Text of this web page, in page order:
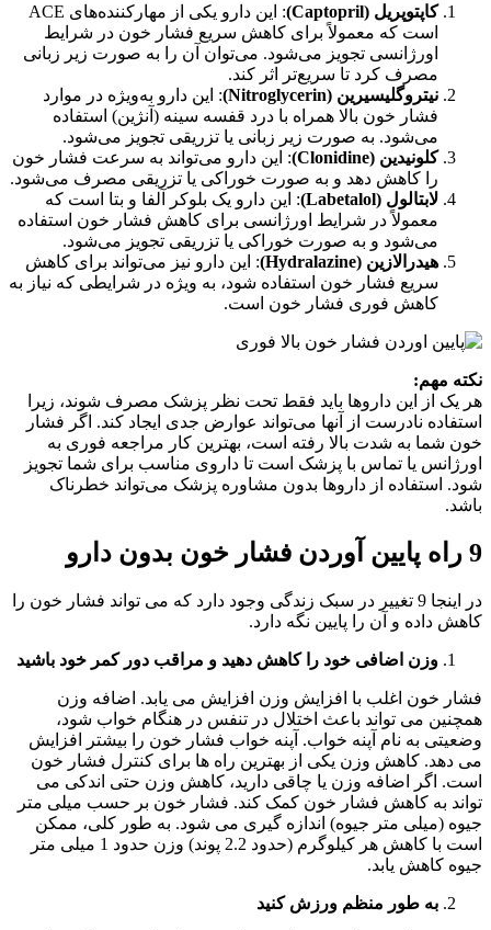
کاپتوپریل (Captopril)
: این دارو یکی از مهارکننده‌های ACE
است که معمولاً برای کاهش سریع فشار خون در شرایط
اورژانسی تجویز می‌شود. می‌توان آن را به صورت زیر زبانی
مصرف کرد تا سریع‌تر اثر کند.
نیتروگلیسیرین (Nitroglycerin)
: این دارو به‌ویژه در موارد
فشار خون بالا همراه با درد قفسه سینه (آنژین) استفاده
می‌شود. به صورت زیر زبانی یا تزریقی تجویز می‌شود.
کلونیدین (Clonidine)
: این دارو می‌تواند به سرعت فشار خون
را کاهش دهد و به صورت خوراکی یا تزریقی مصرف می‌شود.
لابتالول (Labetalol)
: این دارو یک بلوکر آلفا و بتا است که
معمولاً در شرایط اورژانسی برای کاهش فشار خون استفاده
می‌شود و به صورت خوراکی یا تزریقی تجویز می‌شود.
هیدرالازین (Hydralazine)
: این دارو نیز می‌تواند برای کاهش
سریع فشار خون استفاده شود، به ویژه در شرایطی که نیاز به
کاهش فوری فشار خون است.
نکته مهم:
هر یک از این داروها باید فقط تحت نظر پزشک مصرف شوند، زیرا
استفاده نادرست از آنها می‌تواند عوارض جدی ایجاد کند. اگر فشار
خون شما به شدت بالا رفته است، بهترین کار مراجعه فوری به
اورژانس یا تماس با پزشک است تا داروی مناسب برای شما تجویز
شود. استفاده از داروها بدون مشاوره پزشک می‌تواند خطرناک
باشد.
9 راه پایین آوردن فشار خون بدون دارو
در اینجا 9 تغییر در سبک زندگی وجود دارد که می تواند فشار خون را
کاهش داده و آن را پایین نگه دارد.
وزن اضافی خود را کاهش دهید و مراقب دور کمر خود باشید
فشار خون اغلب با افزایش وزن افزایش می یابد. اضافه وزن
همچنین می تواند باعث اختلال در تنفس در هنگام خواب شود،
وضعیتی به نام آپنه خواب. آپنه خواب فشار خون را بیشتر افزایش
می دهد. کاهش وزن یکی از بهترین راه ها برای کنترل فشار خون
است. اگر اضافه وزن یا چاقی دارید، کاهش وزن حتی اندکی می
تواند به کاهش فشار خون کمک کند. فشار خون بر حسب میلی متر
جیوه (میلی متر جیوه) اندازه گیری می شود. به طور کلی، ممکن
است با کاهش هر کیلوگرم (حدود 2.2 پوند) وزن حدود 1 میلی متر
جیوه کاهش یابد.
به طور منظم ورزش کنید